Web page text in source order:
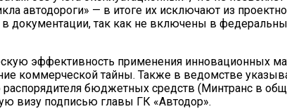
автодороги» — в итоге их исключают из
документации, так как не включены в
эффективность применения инновационных
коммерческой тайны. Также в ведомстве
бюджетных средств (Минтранс в
визу подписью главы ГК «Автодор».